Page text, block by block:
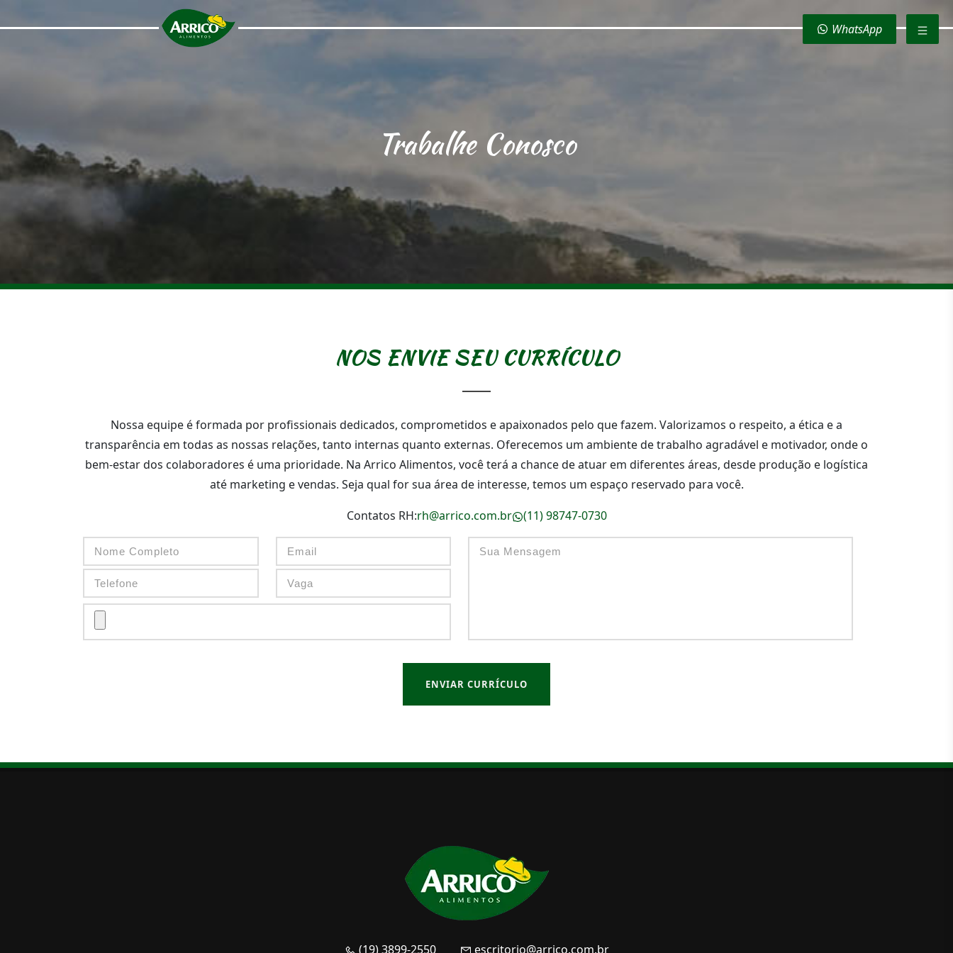
WhatsApp
Trabalhe Conosco
NOS ENVIE SEU CURRÍCULO
Nossa equipe é formada por profissionais dedicados, comprometidos e apaixonados pelo que fazem. Valorizamos o respeito, a ética e a
transparência em todas as nossas relações, tanto internas quanto externas. Oferecemos um ambiente de trabalho agradável e motivador, onde o
bem-estar dos colaboradores é uma prioridade. Na Arrico Alimentos, você terá a chance de atuar em diferentes áreas, desde produção e logística
até marketing e vendas. Seja qual for sua área de interesse, temos um espaço reservado para você.
Contatos RH:rh@arrico.com.br (11) 98747-0730
ENVIAR CURRÍCULO
(19) 3899-2550 escritorio@arrico.com.br